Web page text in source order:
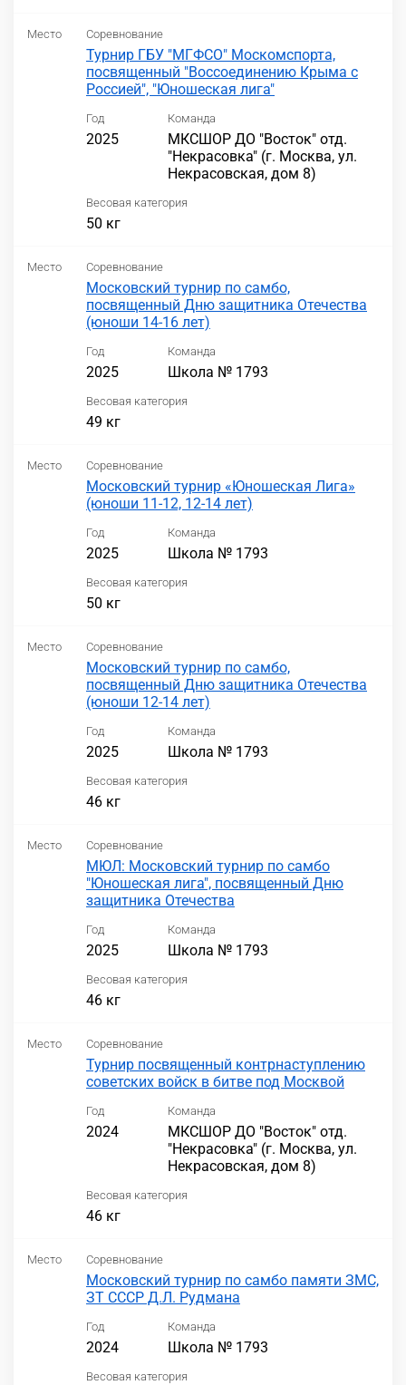
Место Соревнование
Турнир ГБУ "МГФСО" Москомспорта,
посвященный "Воссоединению Крыма с
Россией", "Юношеская лига"
Год
2025
Команда
МКСШОР ДО "Восток" отд.
"Некрасовка" (г. Москва, ул.
Некрасовская, дом 8)
Весовая категория
50 кг
Место Соревнование
Московский турнир по самбо,
посвященный Дню защитника Отечества
(юноши 14-16 лет)
Год
2025
Команда
Школа № 1793
Весовая категория
49 кг
Место Соревнование
Московский турнир «Юношеская Лига»
(юноши 11-12, 12-14 лет)
Год
2025
Команда
Школа № 1793
Весовая категория
50 кг
Место Соревнование
Московский турнир по самбо,
посвященный Дню защитника Отечества
(юноши 12-14 лет)
Год
2025
Команда
Школа № 1793
Весовая категория
46 кг
Место Соревнование
МЮЛ: Московский турнир по самбо
"Юношеская лига", посвященный Дню
защитника Отечества
Год
2025
Команда
Школа № 1793
Весовая категория
46 кг
Место Соревнование
Турнир посвященный контрнаступлению
советских войск в битве под Москвой
Год
2024
Команда
МКСШОР ДО "Восток" отд.
"Некрасовка" (г. Москва, ул.
Некрасовская, дом 8)
Весовая категория
46 кг
Место Соревнование
Московский турнир по самбо памяти ЗМС,
ЗТ СССР Д.Л. Рудмана
Год
2024
Команда
Школа № 1793
Весовая категория